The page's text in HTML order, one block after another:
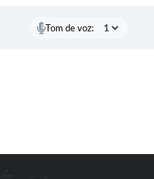
Tom de voz: